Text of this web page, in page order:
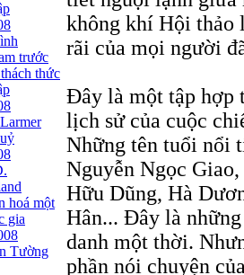
trước
thức
hoá một
gia
Tường
không khí Hội thảo
rãi của mọi người
Đây là một tập hợp
lịch sử của cuộc
Những tên tuổi nổi
Nguyễn Ngọc
Hữu Dũng, Hà
Hân... Đây là
danh một thời.
phần nói chuyện